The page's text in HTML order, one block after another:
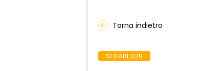
Torna indietro
SOLAREB2B